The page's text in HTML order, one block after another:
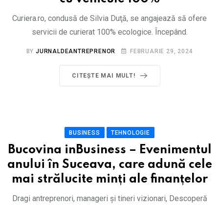
Curiera.ro, condusă de Silvia Duţă, se angajează să ofere
servicii de curierat 100% ecologice. Începând.
BY JURNALDEANTREPRENOR FEBRUARIE 29, 2024
CITEȘTE MAI MULT!
BUSINESS TEHNOLOGIE
Bucovina inBusiness – Evenimentul
anului în Suceava, care adună cele
mai strălucite minți ale finanțelor
Dragi antreprenori, manageri și tineri vizionari, Descoperă